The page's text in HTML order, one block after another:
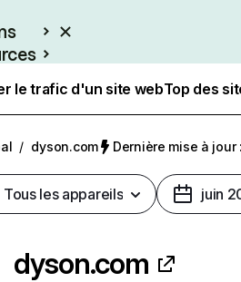
le trafic d'un site webTop des
/ dyson.com Dernière mise à jour
Tous les appareils juin
dyson.com